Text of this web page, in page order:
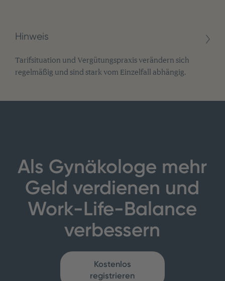
Hinweis
Tarifsituation und Vergütungspraxis verändern sich
regelmäßig und sind stark vom Einzelfall abhängig.
Als Gynäkologe mehr
Geld verdienen und
Work-Life-Balance
verbessern
Kostenlos
registrieren